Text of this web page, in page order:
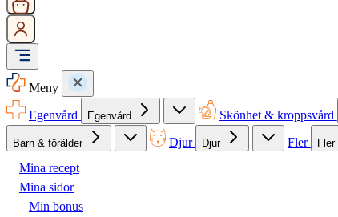
Meny
Egenvård
Egenvård Skönhet & kroppsvård
Barn & förälder Djur Djur Fler Fler
Mina recept
Mina sidor
Min bonus